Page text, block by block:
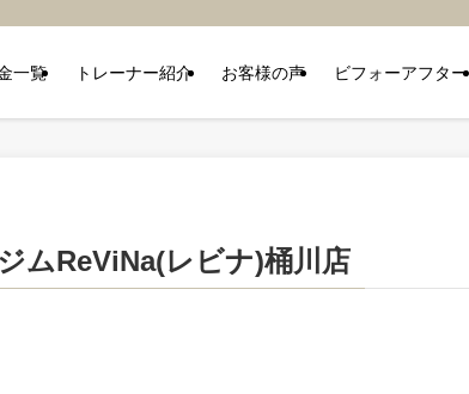
一覧 トレーナー紹介 お客様の声 ビフォーアフター
ムReViNa(レビナ)桶川店